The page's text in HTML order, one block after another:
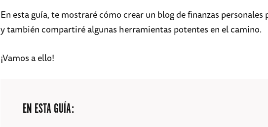
En esta guía, te mostraré cómo crear un blog de finanzas personales
y también compartiré algunas herramientas potentes en el camino.
¡Vamos a ello!
EN ESTA GUÍA: